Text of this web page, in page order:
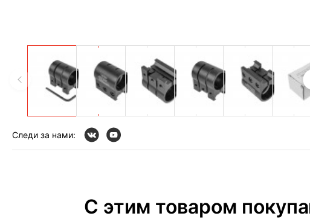
Следи за нами:
С этим товаром